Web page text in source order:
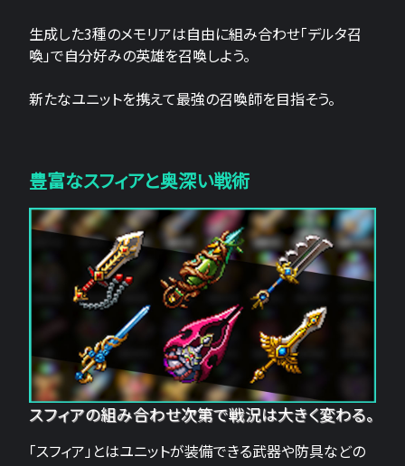
生成した3種のメモリアは自由に組み合わせ「デルタ召
喚」で自分好みの英雄を召喚しよう。
新たなユニットを携えて最強の召喚師を目指そう。
豊富なスフィアと奥深い戦術
スフィアの組み合わせ次第で戦況は大きく変わる。
「スフィア」とはユニットが装備できる武器や防具などの